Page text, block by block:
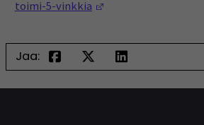
toimi-5-vinkkia
Jaa: